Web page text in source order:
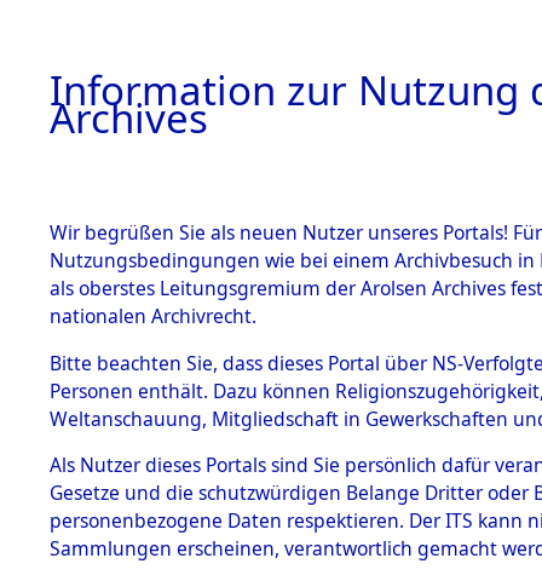
BESTÄNDE
1.
Inhaftierungsdoku
mente
1.2.9 Beim ITS
Effekten
1.2.9.1
Effekten aus
dem KZ
Dachau
0001
Information zur Nutzung
Archives
Wir begrüßen Sie als neuen Nutzer unseres Portals!
Nutzungsbedingungen wie bei einem Archivbesuch
als oberstes Leitungsgremium der Arolsen Archives
nationalen Archivrecht.
Bitte beachten Sie, dass dieses Portal über NS-
Personen enthält. Dazu können
Weltanschauung, Mitgliedschaft in Gewerkschaften
Als Nutzer dieses Portals sind Sie persönlich dafür
Gesetze und die schutzwürdigen Belange Dritter
personenbezogene Daten respektieren. Der ITS
Sammlungen erscheinen, verantwortlich gemacht